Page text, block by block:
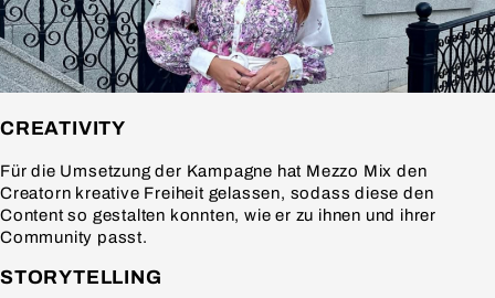
CREATIVITY
Für die Umsetzung der Kampagne hat Mezzo Mix den
Creatorn kreative Freiheit gelassen, sodass diese den
Content so gestalten konnten, wie er zu ihnen und ihrer
Community passt.
STORYTELLING